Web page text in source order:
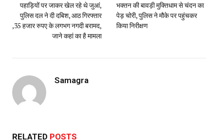
पहाड़ियों पर जाकर खेल रहे थे जुआं,
पुलिस दल ने दी दबिश, आठ गिरफ्तार
,35 हजार रुपए के लगभग नगदी बरामद,
जाने कहां का है मामला
भक्तन की बावड़ी मुक्तिधाम से चंदन का
पेड़ चोरी, पुलिस ने मौके पर पहुंचकर
किया निरीक्षण
Samagra
RELATED POSTS